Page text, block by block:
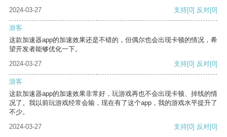
2024-03-27
支持[0] 反对[0]
游客
这款加速器app的加速效果还是不错的，但偶尔也会出现卡顿的情况，希
望开发者能够优化一下。
2024-03-27
支持[0] 反对[0]
游客
这款加速器app的加速效果非常好，玩游戏再也不会出现卡顿、掉线的情
况了。我以前玩游戏经常会输，现在有了这个app，我的游戏水平提升了
不少。
2024-03-27
支持[0] 反对[0]